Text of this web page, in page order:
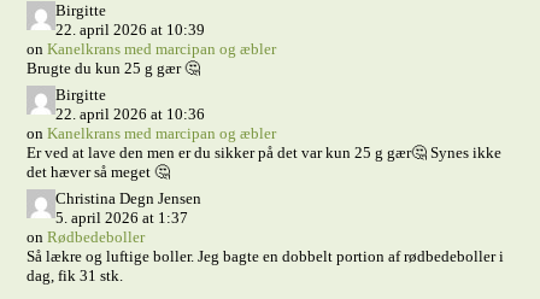
Birgitte
22. april 2026 at 10:39
onKanelkrans med marcipan og æbler
Brugte du kun 25 g gær 🤔
Birgitte
22. april 2026 at 10:36
onKanelkrans med marcipan og æbler
Er ved at lave den men er du sikker på det var kun 25 g gær🤔 Synes ikke
det hæver så meget 🤔
Christina Degn Jensen
5. april 2026 at 1:37
onRødbedeboller
Så lækre og luftige boller. Jeg bagte en dobbelt portion af rødbedeboller i
dag, fik 31 stk.